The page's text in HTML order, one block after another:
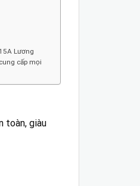
Lương
cấp mọi
toàn, giàu